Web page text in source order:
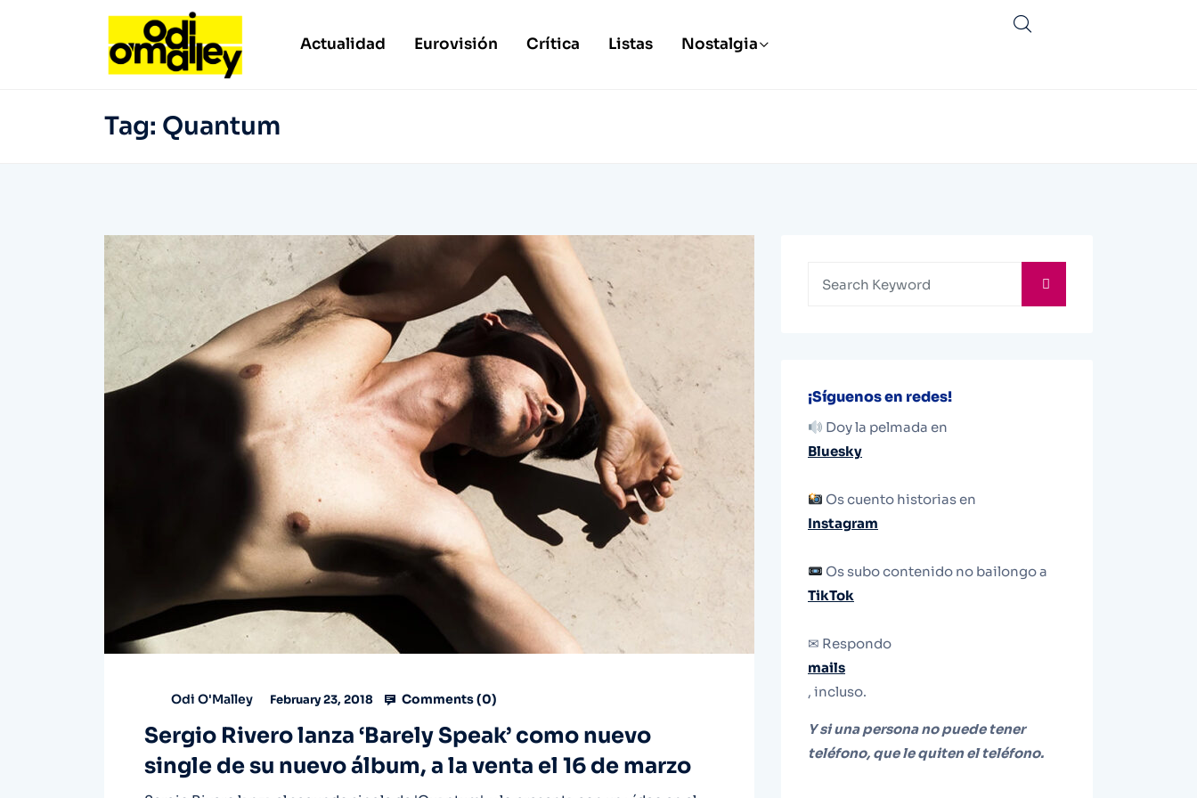
Actualidad Eurovisión Crítica Listas Nostalgia
Tag: Quantum
Odi O'Malley February 23, 2018 Comments (0)
Sergio Rivero lanza ‘Barely Speak’ como nuevo
single de su nuevo álbum, a la venta el 16 de marzo
¡Síguenos en redes!
Doy la pelmada en
Bluesky
Os cuento historias en
Instagram
Os subo contenido no bailongo a
TikTok
✉ Respondo
mails
, incluso.
Y si una persona no puede tener
teléfono, que le quiten el teléfono.